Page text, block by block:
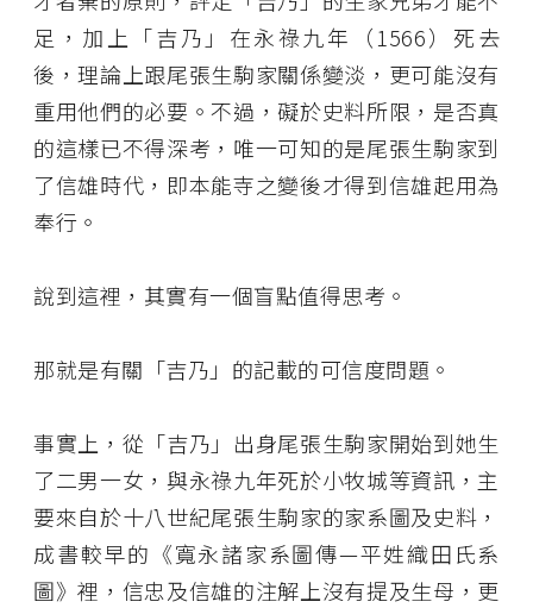
足，加上「吉乃」在永祿九年（1566）死去
後，理論上跟尾張生駒家關係變淡，更可能沒有
重用他們的必要。不過，礙於史料所限，是否真
的這樣已不得深考，唯一可知的是尾張生駒家到
了信雄時代，即本能寺之變後才得到信雄起用為
奉行。
說到這裡，其實有一個盲點值得思考。
那就是有關「吉乃」的記載的可信度問題。
事實上，從「吉乃」出身尾張生駒家開始到她生
了二男一女，與永祿九年死於小牧城等資訊，主
要來自於十八世紀尾張生駒家的家系圖及史料，
成書較早的《寬永諸家系圖傳—平姓織田氏系
圖》裡，信忠及信雄的注解上沒有提及生母，更